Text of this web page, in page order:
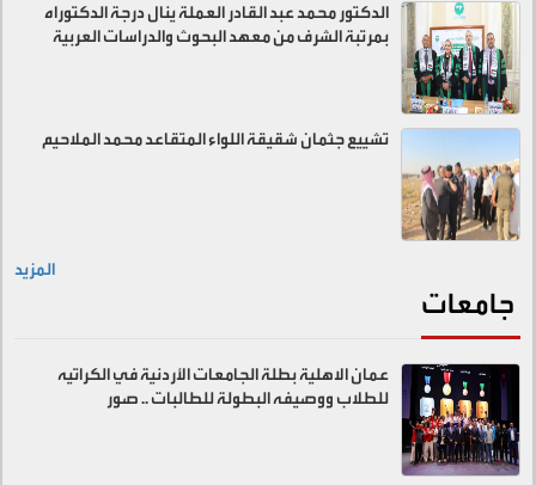
الدكتور محمد عبد القادر العملة ينال درجة الدكتوراه
بمرتبة الشرف من معهد البحوث والدراسات العربية
تشييع جثمان شقيقة اللواء المتقاعد محمد الملاحيم
المزيد
جامعات
عمان الاهلية بطلة الجامعات الأردنية في الكراتيه
للطلاب ووصيفه البطولة للطالبات .. صور